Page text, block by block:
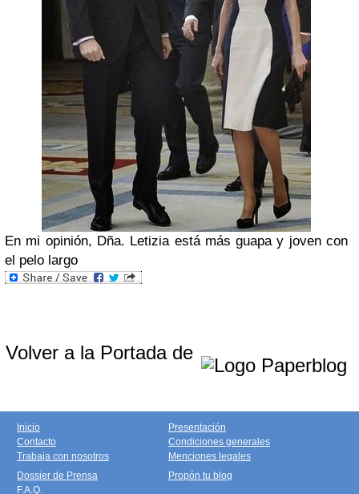
En mi opinión, Dña. Letizia está más guapa y joven con
el pelo largo
Volver a la Portada de
Inicio
Contacto
Trabaja con nosotros
Presentación
Condiciones generales
Menciones legales
Dossier de Prensa
F.A.Q.
Propón tu blog